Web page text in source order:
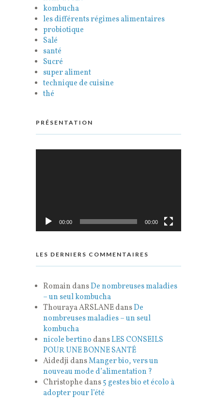
kombucha
les différents régimes alimentaires
probiotique
Salé
santé
Sucré
super aliment
technique de cuisine
thé
PRÉSENTATION
00:00 00:00
LES DERNIERS COMMENTAIRES
Romain dansDe nombreuses maladies
– un seul kombucha
Thouraya ARSLANEdansDe
nombreuses maladies – un seul
kombucha
nicole bertino dansLES CONSEILS
POUR UNE BONNE SANTÉ
Aidedji dansManger bio, vers un
nouveau mode d’alimentation ?
Christophe dans5 gestes bio et écolo à
adopter pour l’été